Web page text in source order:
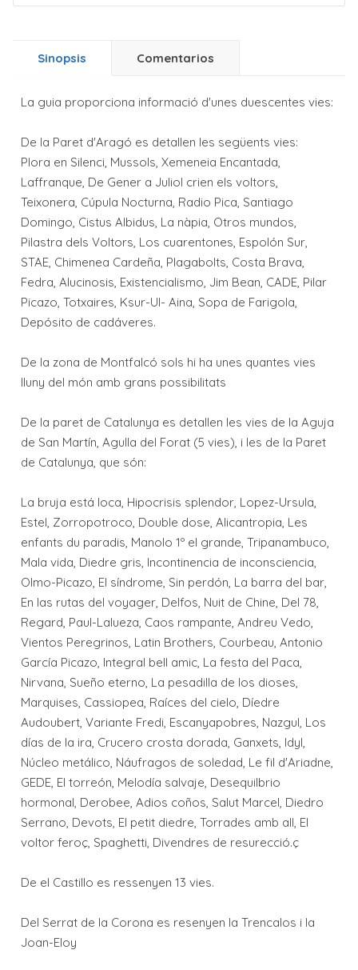
Sinopsis Comentarios
La guia proporciona informació d'unes duescentes vies:
De la Paret d'Aragó es detallen les següents vies:
Plora en Silenci, Mussols, Xemeneia Encantada,
Laffranque, De Gener a Juliol crien els voltors,
Teixonera, Cúpula Nocturna, Radio Pica, Santiago
Domingo, Cistus Albidus, La nàpia, Otros mundos,
Pilastra dels Voltors, Los cuarentones, Espolón Sur,
STAE, Chimenea Cardeña, Plagabolts, Costa Brava,
Fedra, Alucinosis, Existencialismo, Jim Bean, CADE, Pilar
Picazo, Totxaires, Ksur-Ul- Aina, Sopa de Farigola,
Depósito de cadáveres.
De la zona de Montfalcó sols hi ha unes quantes vies
lluny del món amb grans possibilitats
De la paret de Catalunya es detallen les vies de la Aguja
de San Martín, Agulla del Forat (5 vies), i les de la Paret
de Catalunya, que són:
La bruja está loca, Hipocrisis splendor, Lopez-Ursula,
Estel, Zorropotroco, Double dose, Alicantropia, Les
enfants du paradis, Manolo 1º el grande, Tripanambuco,
Mala vida, Diedre gris, Incontinencia de inconsciencia,
Olmo-Picazo, El síndrome, Sin perdón, La barra del bar,
En las rutas del voyager, Delfos, Nuit de Chine, Del 78,
Regard, Paul-Lalueza, Caos rampante, Andreu Vedo,
Vientos Peregrinos, Latin Brothers, Courbeau, Antonio
García Picazo, Integral bell amic, La festa del Paca,
Nirvana, Sueño eterno, La pesadilla de los dioses,
Marquises, Cassiopea, Raíces del cielo, Díedre
Audoubert, Variante Fredi, Escanyapobres, Nazgul, Los
días de la ira, Crucero crosta dorada, Ganxets, Idyl,
Núcleo metálico, Náufragos de soledad, Le fil d'Ariadne,
GEDE, El torreón, Melodía salvaje, Desequilbrio
hormonal, Derobee, Adios coños, Salut Marcel, Diedro
Serrano, Devots, El petit diedre, Torrades amb all, El
voltor feroç, Spaghetti, Divendres de resurecció.ç
De el Castillo es ressenyen 13 vies.
Del Serrat de la Corona es resenyen la Trencalos i la
Joan-Eloy